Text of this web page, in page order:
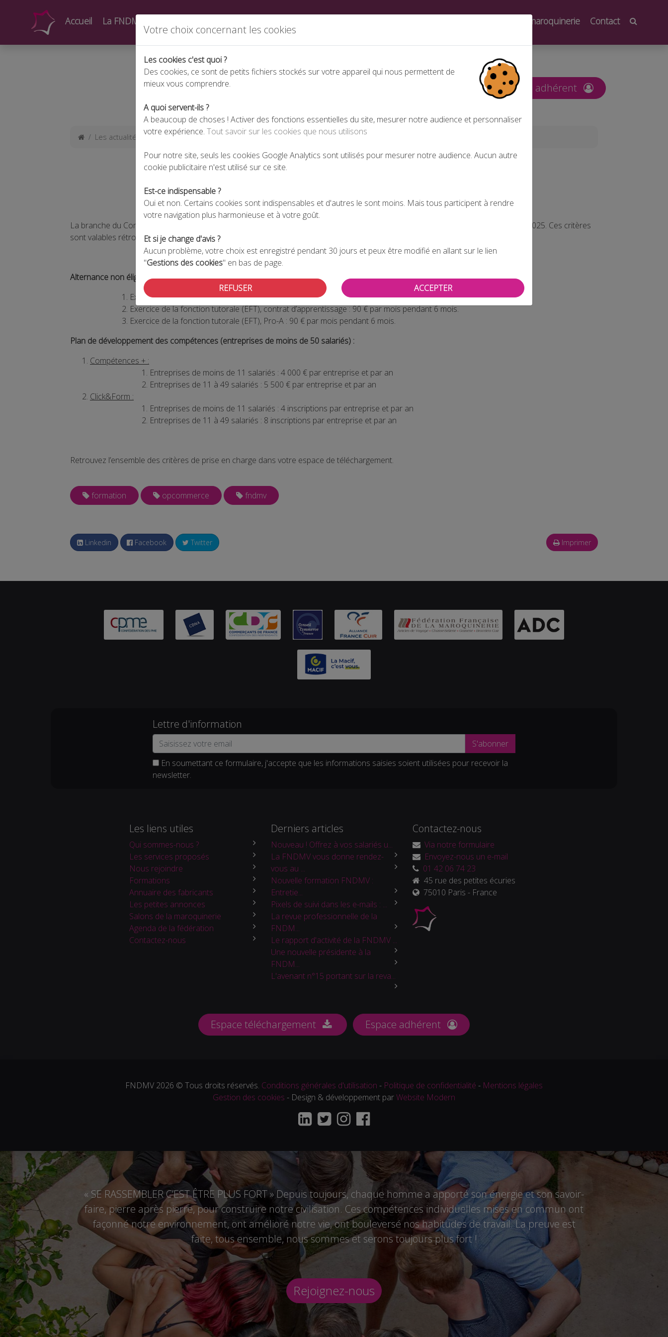
Accueil La FNDMV Salons de la maroquinerie Contact
Espace adhérent
Les actualités Formation : les critères de prise en charge
La branche du Commerce de Détail Non Alimentaire (CDNA) a modifié les critères de prise en charge des formations le 19 février 2025. Ces critères
sont valables rétroactivementà partir du 1er
Alternance non éligible :
Exercice de la fonction tutorale (EFT), contrat de professionnalisation : 90 € par mois pendant 6 mois.
Exercice de la fonction tutorale (EFT), contrat d’apprentissage : 90 € par mois pendant 6 mois.
Exercice de la fonction tutorale (EFT), Pro-A : 90 € par mois pendant 6 mois.
Plan de développement des compétences (entreprises de moins de 50 salariés) :
Compétences + :
Entreprises de moins de 11 salariés : 4 000 € par entreprise et par an
Entreprises de 11 à 49 salariés : 5 500 € par entreprise et par an
Click&Form :
Entreprises de moins de 11 salariés : 4 inscriptions par entreprise et par an
Entreprises de 11 à 49 salariés : 8 inscriptions par entreprise et par an
Retrouvez l’ensemble des critères de prise en charge dans votre espace de téléchargement.
formation opcommerce fndmv
Linkedin Facebook Twitter Imprimer
Lettre d'information
S'abonner
En soumettant ce formulaire, j'accepte que les informations saisies soient utilisées pour recevoir la
newsletter.
Les liens utiles
Qui sommes-nous ?
Les services proposés
Nous rejoindre
Formations
Annuaire des fabricants
Les petites annonces
Salons de la maroquinerie
Agenda de la fédération
Contactez-nous
Derniers articles
Nouveau ! Offrez à vos salariés u...
La FNDMV vous donne rendez-
vous au ...
Nouvelle formation FNDMV :
Entretie...
Pixels de suivi dans les e-mails : ...
La revue professionnelle de la
FNDM...
Le rapport d'activité de la FNDMV ...
Une nouvelle présidente à la
FNDM...
L'avenant n°15 portant sur la reva...
Contactez-nous
Via notre formulaire
Envoyez-nous un e-mail
01 42 06 74 23
45 rue des petites écuries
75010 Paris - France
Espace téléchargement Espace adhérent
FNDMV 2026 © Tous droits réservés. Conditions générales d'utilisation - Politique de confidentialité - Mentions légales
Gestion des cookies - Design & développement parWebsite Modern
« SE RASSEMBLER C’EST ÊTRE PLUS FORT » Depuis toujours, chaque homme a apporté son énergie et son savoir-
faire, pierre après pierre, pour construire notre civilisation. Ces compétences individuelles mises en commun ont
façonné notre environnement, ont amélioré notre vie, ont bouleversé nos habitudes de travail. La preuve est
faite, tous ensemble, nous sommes et serons toujours plus fort !
Rejoignez-nous
Votre choix concernant les cookies
Les cookies c'est quoi ?
Des cookies, ce sont de petits fichiers stockés sur votre appareil qui nous permettent de
mieux vous comprendre.
A quoi servent-ils ?
A beaucoup de choses ! Activer des fonctions essentielles du site, mesurer notre audience et personnaliser
votre expérience. Tout savoir sur les cookies que nous utilisons
Pour notre site, seuls les cookies Google Analytics sont utilisés pour mesurer notre audience. Aucun autre
cookie publicitaire n'est utilisé sur ce site.
Est-ce indispensable ?
Oui et non. Certains cookies sont indispensables et d'autres le sont moins. Mais tous participent à rendre
votre navigation plus harmonieuse et à votre goût.
Et si je change d'avis ?
Aucun problème, votre choix est enregistré pendant 30 jours et peux être modifié en allant sur le lien
"Gestions des cookies" en bas de page.
REFUSER ACCEPTER